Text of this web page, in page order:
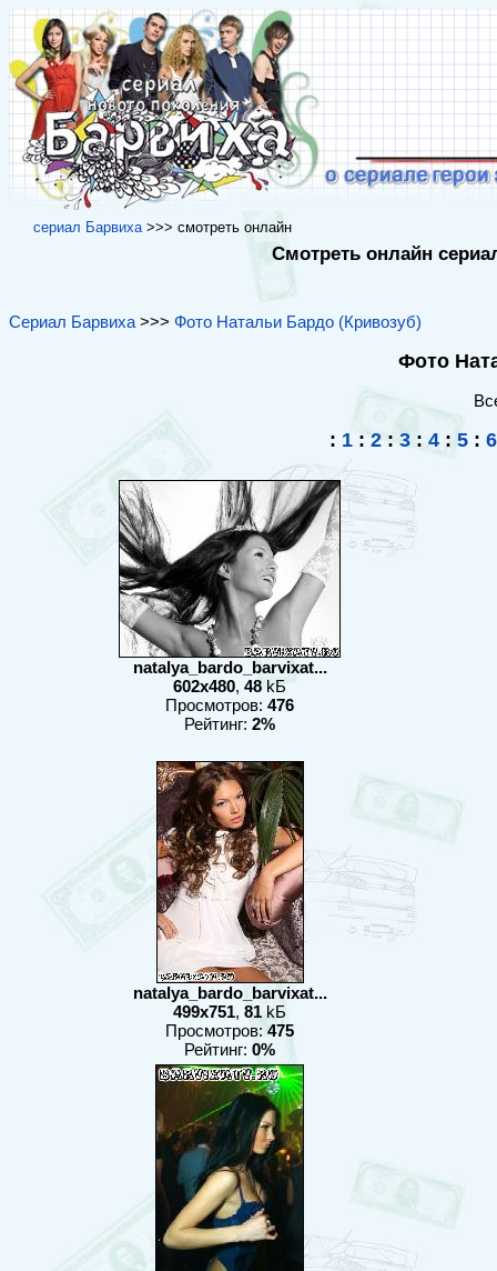
cериал Барвиха>>> cмотреть онлайн
Смотреть онлайн
Сериал Барвиха >>> Фото Натальи Бардо (Кривозуб)
Фото
: 1 : 2 : 3 : 4 : 5 : 6
natalya_bardo_barvixat...
602x480, 48 kБ
Просмотров: 476
Рейтинг: 2%
natalya_bardo_barvixat...
499x751, 81 kБ
Просмотров: 475
Рейтинг: 0%